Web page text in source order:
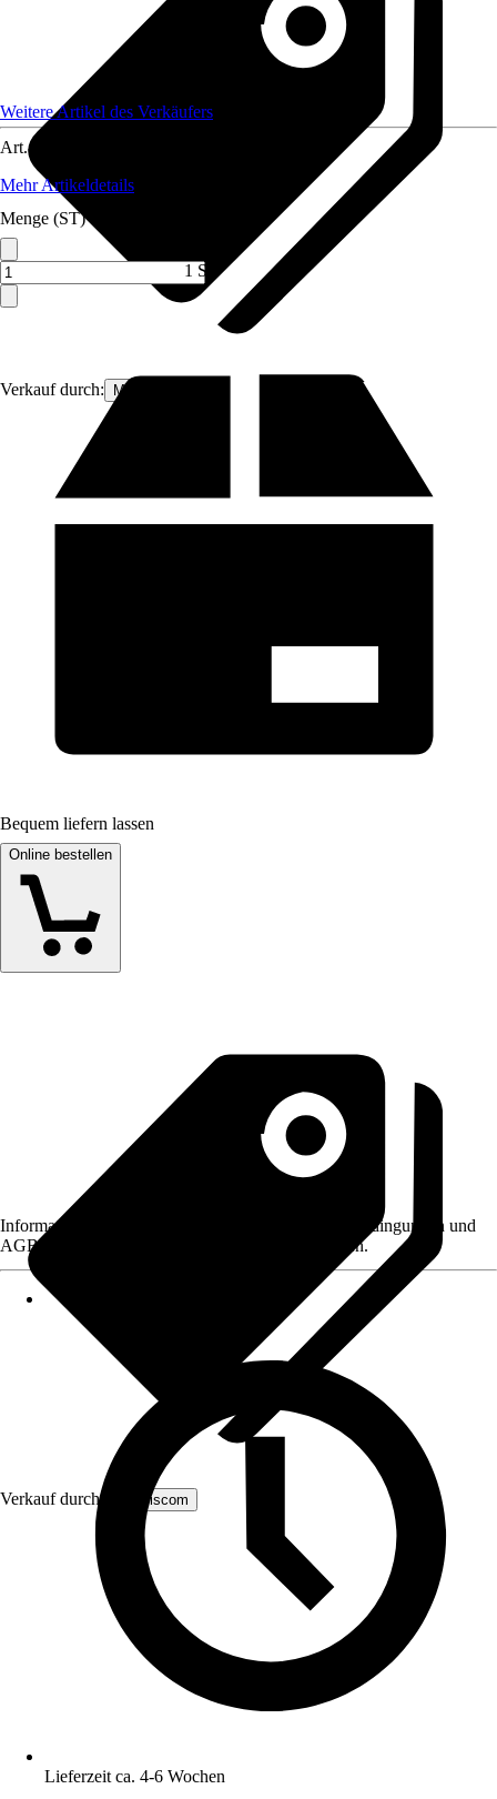
Verkauf durch: MS Viscom
Weitere Artikel des Verkäufers
Art.-Nr.
Mehr Artikeldetails
Menge (ST)
1 ST
Bequem liefern lassen
Online bestellen
Verkauf durch: MS Viscom
Informationen des Verkäufers, wie z. B. Rückgabebedingungen und
AGB, finden Sie bei Klick auf den Verkäufernamen.
Lieferzeit ca. 4-6 Wochen